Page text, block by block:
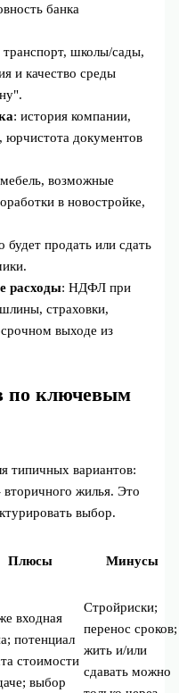
банка
транспорт, школы/сады,
и качество среды
: история компании,
юрчистота документов
возможные
в новостройке,
будет продать или сдать
расходы: НДФЛ при
страховки,
выходе из
по ключевым
типичных вариантов:
вторичного жилья. Это
выбор.
Плюсы Минусы
входная
потенциал
стоимости
выбор
Стройриски;
перенос сроков;
жить и/или
сдавать можно